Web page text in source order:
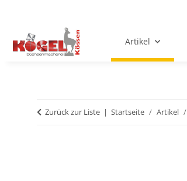
Artikel
Zurück zur Liste Startseite Artikel